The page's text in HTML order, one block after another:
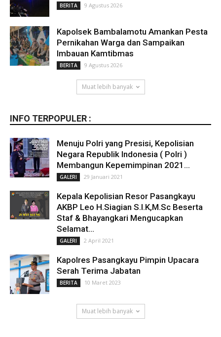
BERITA 9 Agustus 2026
Kapolsek Bambalamotu Amankan Pesta
Pernikahan Warga dan Sampaikan
Imbauan Kamtibmas
BERITA 9 Agustus 2026
Muat lebih banyak
INFO TERPOPULER :
Menuju Polri yang Presisi, Kepolisian
Negara Republik Indonesia ( Polri )
Membangun Kepemimpinan 2021...
GALERI 29 Januari 2021
Kepala Kepolisian Resor Pasangkayu
AKBP Leo H.Siagian S.I.K,M.Sc Beserta
Staf & Bhayangkari Mengucapkan
Selamat...
GALERI 2 April 2021
Kapolres Pasangkayu Pimpin Upacara
Serah Terima Jabatan
BERITA 10 Maret 2023
Muat lebih banyak